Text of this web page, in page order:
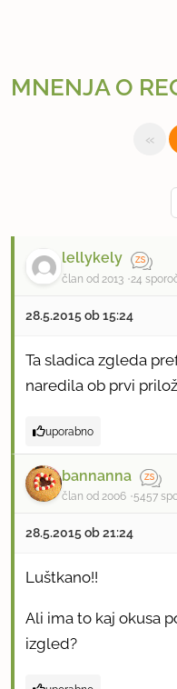
MNENJA O
«
lellykely
član od 2013 24
28.5.2015 ob 15:24
Ta sladica zgleda
naredila ob prvi
uporabno
bannanna
član od 2006 5457
28.5.2015 ob 21:24
Luštkano!!
Ali ima to kaj okusa
izgled?